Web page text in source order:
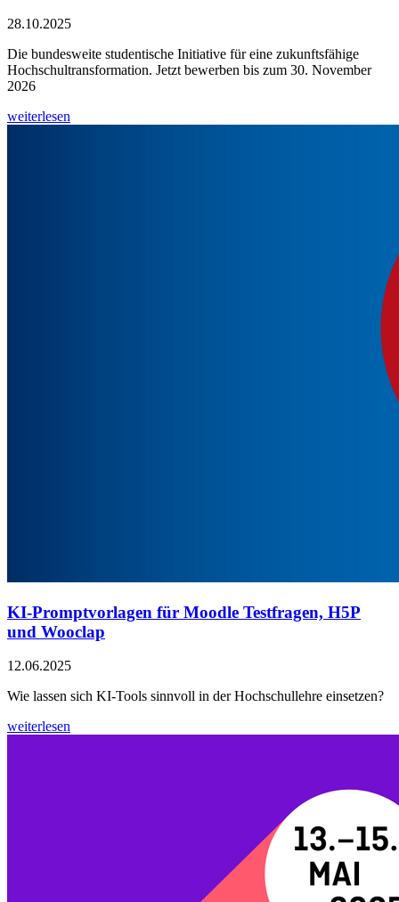
28.10.2025
Die bundesweite studentische Initiative für eine zukunftsfähige
Hochschultransformation. Jetzt bewerben bis zum 30. November
2026
weiterlesen
KI-Promptvorlagen für Moodle Testfragen, H5P
und Wooclap
12.06.2025
Wie lassen sich KI-Tools sinnvoll in der Hochschullehre einsetzen?
weiterlesen